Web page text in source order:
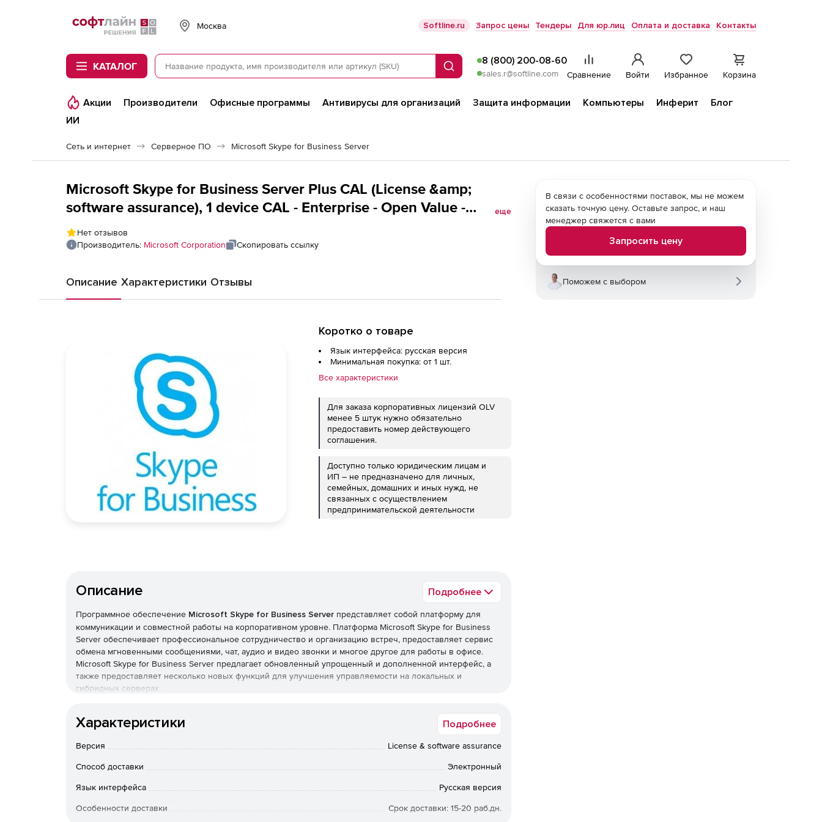
Softline
Москва Softline.ru Запрос цены Тендеры Для юр.лиц Оплата и доставка Контакты
КАТАЛОГ Поиск
8 (800) 200-08-60
sales.r@softline.com Сравнение Войти Избранное Корзина
Акции Производители Офисные программы Антивирусы для организаций Защита информации Компьютеры Инферит
Блог
ИИ
Сеть и интернет Серверное ПО Microsoft Skype for Business Server
Microsoft Skype for Business Server Plus CAL (License &amp;
software assurance), 1 device CAL - Enterprise - Open Value -
additional product, 1 Year Acquired Year 3, for Enterprise CAL - Win
- All Languages
еще
Нет отзывов
Производитель: Microsoft Corporation Скопировать ссылку
Описание Характеристики Отзывы
Коротко о товаре
Язык интерфейса: русская версия
Минимальная покупка: от 1 шт.
Все характеристики
Для заказа корпоративных лицензий OLV
менее 5 штук нужно обязательно
предоставить номер действующего
соглашения.
Доступно только юридическим лицам и
ИП – не предназначено для личных,
семейных, домашних и иных нужд, не
связанных с осуществлением
предпринимательской деятельности
Описание Подробнее
Программное обеспечение Microsoft Skype for Business Server представляет собой платформу для
коммуникации и совместной работы на корпоративном уровне. Платформа Microsoft Skype for Business
Server обеспечивает профессиональное сотрудничество и организацию встреч, предоставляет сервис
обмена мгновенными сообщениями, чат, аудио и видео звонки и многое другое для работы в офисе.
Microsoft Skype for Business Server предлагает обновленный упрощенный и дополненной интерфейс, а
также предоставляет несколько новых функций для улучшения управляемости на локальных и
гибридных серверах.
автоматически адаптируется к условиям этой сети.
Унифицированная коммуникация. Сервер интегрирует голосовые и видеозвонки, конференции,
состояния присутствия на рабочем месте и сервис обмена мгновенными сообщениями, позволяя
Характеристики Подробнее
Версия License & software assurance
Способ доставки Электронный
Язык интерфейса Русская версия
Особенности доставки Срок доставки: 15-20 раб.дн.
В связи с особенностями поставок, мы не можем
сказать точную цену. Оставьте запрос, и наш
менеджер свяжется с вами
Запросить цену
Поможем с выбором